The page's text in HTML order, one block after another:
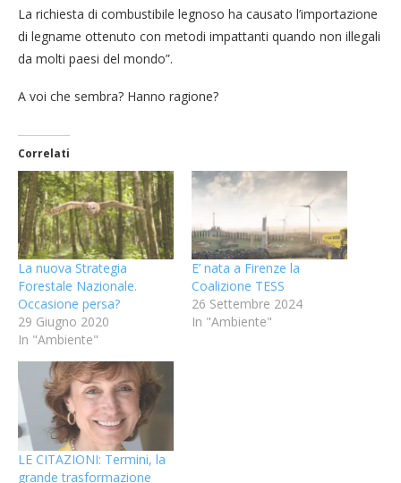
La richiesta di combustibile legnoso ha causato l’importazione
di legname ottenuto con metodi impattanti quando non illegali
da molti paesi del mondo”.
A voi che sembra? Hanno ragione?
Correlati
La nuova Strategia
Forestale Nazionale.
Occasione persa?
29 Giugno 2020
In "Ambiente"
E’ nata a Firenze la
Coalizione TESS
26 Settembre 2024
In "Ambiente"
LE CITAZIONI: Termini, la
grande trasformazione